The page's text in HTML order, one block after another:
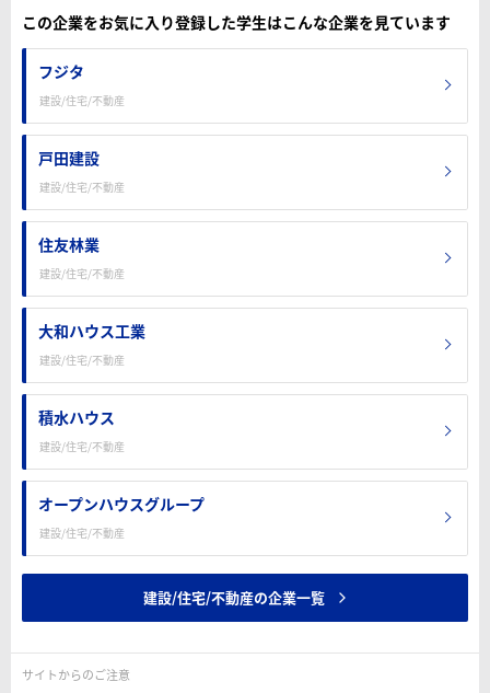
この企業をお気に入り登録した学生はこんな企業を見ています
フジタ
建設/住宅/不動産
戸田建設
建設/住宅/不動産
住友林業
建設/住宅/不動産
大和ハウス工業
建設/住宅/不動産
積水ハウス
建設/住宅/不動産
オープンハウスグループ
建設/住宅/不動産
建設/住宅/不動産の企業一覧
サイトからのご注意